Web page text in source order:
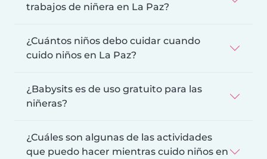
trabajos de niñera en La Paz?
¿Cuántos niños debo cuidar cuando
cuido niños en La Paz?
¿Babysits es de uso gratuito para las
niñeras?
¿Cuáles son algunas de las actividades
que puedo hacer mientras cuido niños en